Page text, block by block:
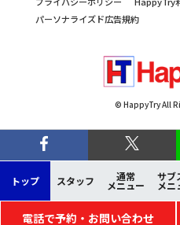
トップ スタッフ 通常
メニュー
サブ
メニ
電話で予約・お問い合わせ
パーソナライズド広告規約
© HappyTry All